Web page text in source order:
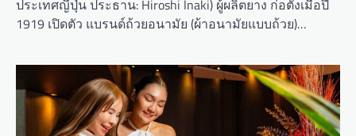
ประเทศญี่ปุ่น ประธาน: Hiroshi lnaki) ผู้ผลิตยาง ก่อตั้งเมื่อปี
1919 เปิดตัว แบรนด์ถ้วยอนามัย (ผ้าอนามัยแบบถ้วย)…